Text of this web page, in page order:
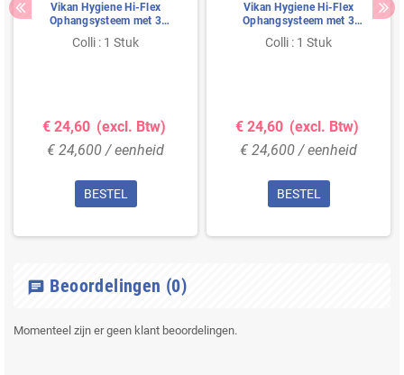
Vikan Hygiene Hi-Flex
Ophangsysteem met 3
Rubber Band Klemmen en 2
Haken - Rood - 420mm
Colli : 1 Stuk
€ 24,60 (excl. Btw)
€ 24,600 / eenheid
BESTEL
Vikan Hygiene Hi-Flex
Ophangsysteem met 3
Rubber Band Klemmen en 2
Haken - Wit - 420mm
Colli : 1 Stuk
€ 24,60 (excl. Btw)
€ 24,600 / eenheid
BESTEL
chat Beoordelingen (0)
Momenteel zijn er geen klant beoordelingen.